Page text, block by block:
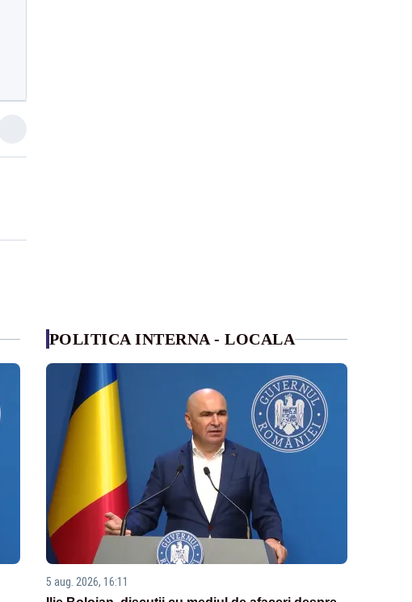
POLITICA INTERNA - LOCALA
5 aug. 2026, 16:11